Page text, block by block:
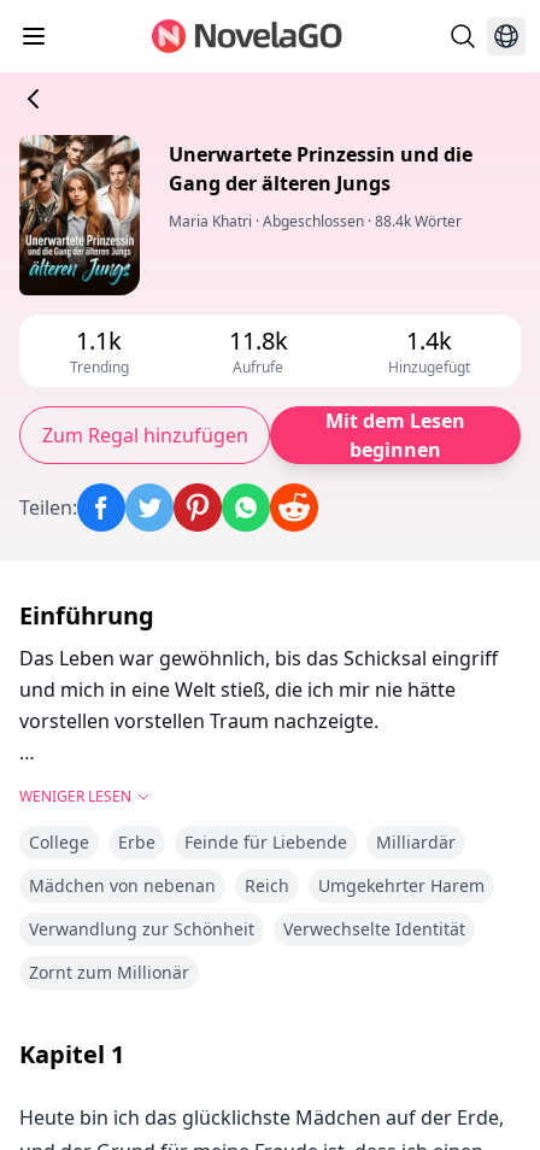
Unerwartete Prinzessin und die
Gang der älteren Jungs
Maria Khatri ·Abgeschlossen ·88.4k Wörter
1.1k
Trending
11.8k
Aufrufe
1.4k
Hinzugefügt
Zum Regal hinzufügen
Mit dem Lesen
beginnen
Teilen:
Einführung
Das Leben war gewöhnlich, bis das Schicksal eingriff
und mich in eine Welt stieß, die ich mir nie hätte
vorstellen vorstellen Traum nachzeigte.
eine unerwartete Wendung.
dass meine Groß, dass meine, dass meine, dass meine,
dass meine, dass meine, dass meine, dass meine, dass
meine, dass meine, dass meine, dass meine, dass
meine, dass meine, dass meine, dass meine, dass
WENIGER LESEN
College Erbe Feinde für Liebende
Milliardär
Mädchen von nebenan
Reich
Umgekehrter Harem
Verwandlung zur Schönheit
Verwechselte Identität
Zornt zum Millionär
Kapitel 1
Heute bin ich das glücklichste Mädchen auf der Erde,